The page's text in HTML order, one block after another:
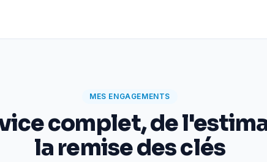
MES ENGAGEMENTS
complet, de
la remise des clés